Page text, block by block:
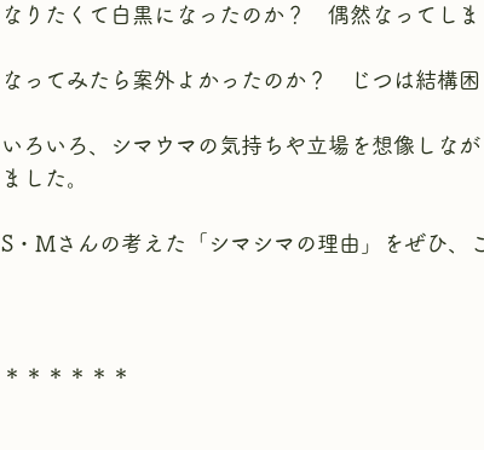
なりたくて白黒になったのか？　偶然なってしま
なってみたら案外よかったのか？　じつは結構困
いろいろ、シマウマの気持ちや立場を想像しな
ました。
S・Mさんの考えた「シマシマの理由」をぜひ、
＊＊＊＊＊＊